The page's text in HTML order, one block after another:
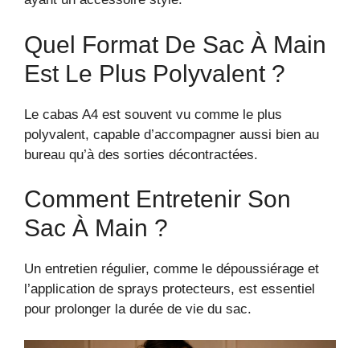
Quel Format De Sac À Main
Est Le Plus Polyvalent ?
Le cabas A4 est souvent vu comme le plus
polyvalent, capable d’accompagner aussi bien au
bureau qu’à des sorties décontractées.
Comment Entretenir Son
Sac À Main ?
Un entretien régulier, comme le dépoussiérage et
l’application de sprays protecteurs, est essentiel
pour prolonger la durée de vie du sac.